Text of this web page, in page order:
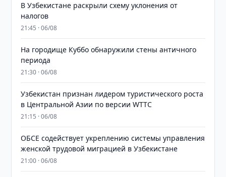
В Узбекистане раскрыли схему уклонения от
налогов
21:45 · 06/08
На городище Куббо обнаружили стены античного
периода
21:30 · 06/08
Узбекистан признан лидером туристического роста
в Центральной Азии по версии WTTC
21:15 · 06/08
ОБСЕ содействует укреплению системы управления
женской трудовой миграцией в Узбекистане
21:00 · 06/08